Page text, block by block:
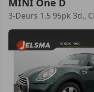
3-Deurs 1.5 95pk 3d.,